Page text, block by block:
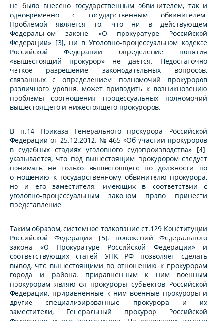
не было внесено государственным обвинителем, так и
одновременно с государственным обвинителем.
Проблемой является то, что ни в действующем
Федеральном законе «О прокуратуре Российской
Федерации» [3], ни в Уголовно-процессуальном кодексе
Российской Федерации определение понятия
«вышестоящий прокурор» не дается. Недостаточно
четкое разрешение законодательных вопросов,
связанных с определением полномочий прокуроров
различного уровня, может приводить к возникновению
проблемы соотношения процессуальных полномочий
вышестоящего и нижестоящего прокуроров.
В п.14 Приказа Генерального прокурора Российской
Федерации от 25.12.2012. № 465 «Об участии прокуроров
в судебных стадиях уголовного судопроизводства» [4]
указывается, что под вышестоящим прокурором следует
понимать не только вышестоящего по должности по
отношению к государственному обвинителю прокурора,
но и его заместителя, имеющих в соответствии с
уголовно-процессуальным законом право принести
представление.
Таким образом, системное толкование ст.129 Конституции
Российской Федерации [5], положений Федерального
закона «О Прокуратуре Российской Федерации» и
соответствующих статей УПК РФ позволяет сделать
вывод, что вышестоящими по отношению к прокурорам
города и района, приравненным к ним военным
прокурорам являются прокуроры субъектов Российской
Федерации, приравненные к ним военные прокуроры и
другие специализированные прокурора и их
заместители, Генеральный прокурор Российской